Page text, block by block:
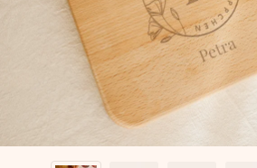
Montag - Freitag : 8:30 - 17:00 Uhr
Samstag - Sonntag : 8:30 - 13:00 Uhr